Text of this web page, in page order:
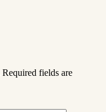
Required fields are